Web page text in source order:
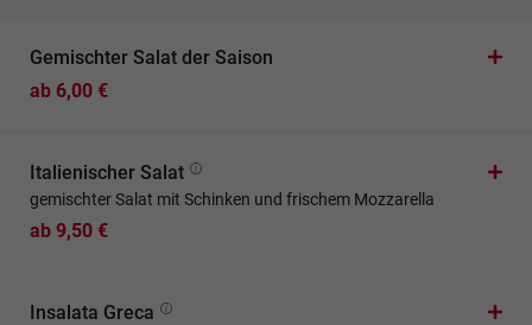
Gemischter Salat der Saison
ab 6,00 €
Italienischer Salat
gemischter Salat mit Schinken und frischem Mozzarella
ab 9,50 €
Insalata Greca